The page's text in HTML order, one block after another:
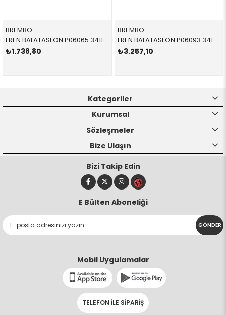
BREMBO
FREN BALATASI ÖN P06065 34116761280 34116761279 E39 M51,M52,M54,M57 1996-2004
₺1.738,80
BREMBO
FREN BALATASI ÖN P06093 34106860019 34106860019 F39,F45,F46,F48 1.8,2.0,2.0,3.0,3.5 2014-
₺3.257,10
Kategoriler
Kurumsal
Sözleşmeler
Bize Ulaşın
Bizi Takip Edin
E Bülten Aboneliği
GÖNDER
Mobil Uygulamalar
TELEFON İLE SİPARİŞ